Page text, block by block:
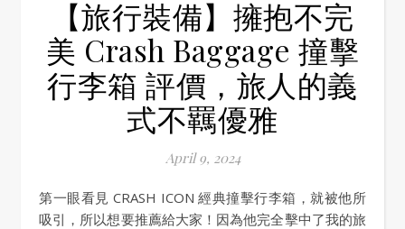
【旅行裝備】擁抱不完
美 Crash Baggage 撞擊
行李箱 評價，旅人的義
式不羈優雅
April 9, 2024
第一眼看見 CRASH ICON 經典撞擊行李箱，就被他所
吸引，所以想要推薦給大家！因為他完全擊中了我的旅